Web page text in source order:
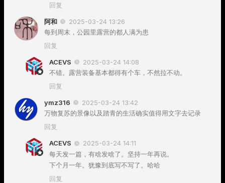
回复
阿和
2025-03-24 13:26
每到周末，公园里露营的都人满为患
回复
ACEVS
2025-03-24 14:08
不错。露营装备基本都得有个车，不然拉不动。
回复
ymz316
2025-03-24 13:42
万物复苏的景像以及踏青的生活确实值得用文字去记录
回复
ACEVS
2025-03-24 14:11
每天发一篇，有啥发啥了。坚持一年再说。
下个月一年。犹豫到底写不写了。哈哈
回复